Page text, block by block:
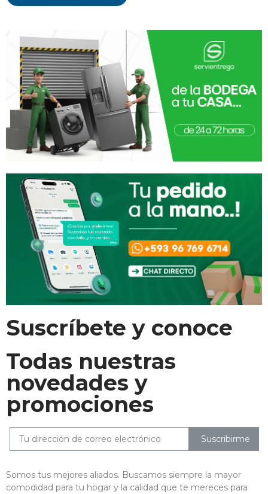
Suscríbete y conoce
Todas nuestras
novedades y
promociones
Suscribirme
Somos tus mejores aliados. Buscamos siempre la mayor
comodidad para tu hogar y la calidad que te mereces para